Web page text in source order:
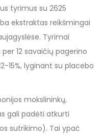
tyrimus su 2625
ekstraktas reikšmingai
Tyrimai
12 savaičių pagerino
15%, lyginant su placebo
mokslininkų,
gali padėti atkurti
sutrikimo). Tai ypač